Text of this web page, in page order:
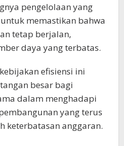
pengelolaan yang
memastikan bahwa
tetap berjalan,
daya yang terbatas.
efisiensi ini
besar bagi
dalam menghadapi
yang terus
keterbatasan anggaran.